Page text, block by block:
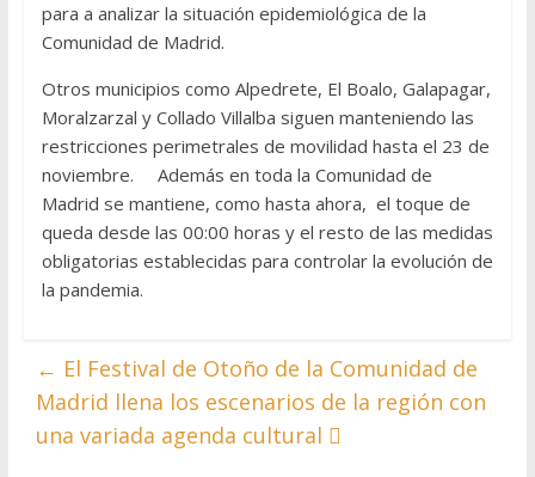
para a analizar la situación epidemiológica de la
Comunidad de Madrid.
Otros municipios como Alpedrete, El Boalo, Galapagar,
Moralzarzal y Collado Villalba siguen manteniendo las
restricciones perimetrales de movilidad hasta el 23 de
noviembre. Además en toda la Comunidad de
Madrid se mantiene, como hasta ahora, el toque de
queda desde las 00:00 horas y el resto de las medidas
obligatorias establecidas para controlar la evolución de
la pandemia.
← El Festival de Otoño de la Comunidad de
Madrid llena los escenarios de la región con
una variada agenda cultural 